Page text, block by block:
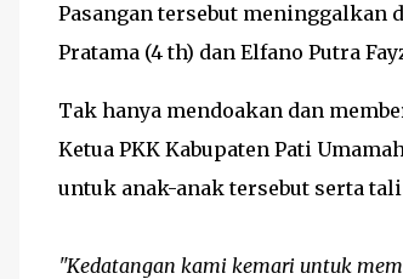
Pasangan tersebut meninggalkan
Pratama (4 th) dan Elfano Putra
Tak hanya mendoakan dan
Ketua PKK Kabupaten Pati
untuk anak-anak tersebut serta
"Kedatangan kami kemari untuk